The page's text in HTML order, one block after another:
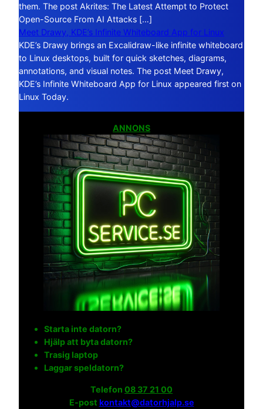
them. The post Akrites: The Latest Attempt to Protect
Open-Source From AI Attacks […]
Meet Drawy, KDE’s Infinite Whiteboard App for Linux
KDE’s Drawy brings an Excalidraw-like infinite whiteboard
to Linux desktops, built for quick sketches, diagrams,
annotations, and visual notes. The post Meet Drawy,
KDE’s Infinite Whiteboard App for Linux appeared first on
Linux Today.
ANNONS
Starta inte datorn?
Hjälp att byta datorn?
Trasig laptop
Laggar speldatorn?
Telefon 08 37 21 00
E-post kontakt@datorhjalp.se